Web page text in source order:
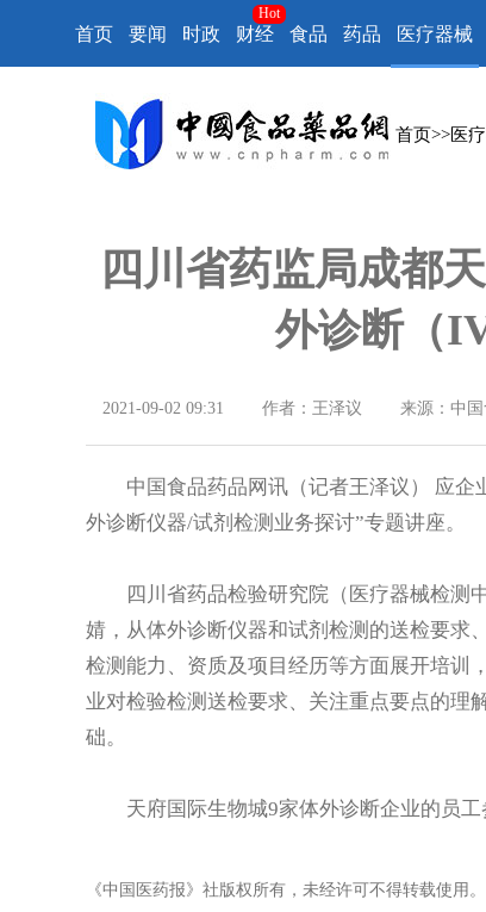
首页 要闻 时政 财经
Hot
食品 药品 医疗器械
首页>>医
四川省药监局成都
外诊断（
2021-09-02 09:31 作者：王泽议 来源：中
中国食品药品网讯（记者王泽议） 应企
外诊断仪器/试剂检测业务探讨”专题讲座。
四川省药品检验研究院（医疗器械检测
婧，从体外诊断仪器和试剂检测的送检要求
检测能力、资质及项目经历等方面展开培训
业对检验检测送检要求、关注重点要点的理
础。
天府国际生物城9家体外诊断企业的员工
《中国医药报》社版权所有，未经许可不得转载使用。